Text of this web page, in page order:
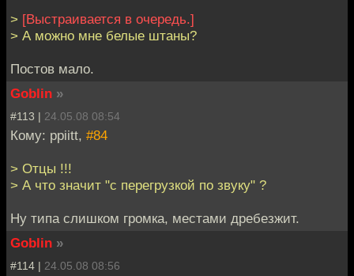
> [Выстраивается в очередь.]
> А можно мне белые штаны?
Постов мало.
Goblin »
#113 | 24.05.08 08:54
Кому: ppiitt, #84
> Отцы !!!
> А что значит "с перегрузкой по звуку" ?
Ну типа слишком громка, местами дребезжит.
Goblin »
#114 | 24.05.08 08:56